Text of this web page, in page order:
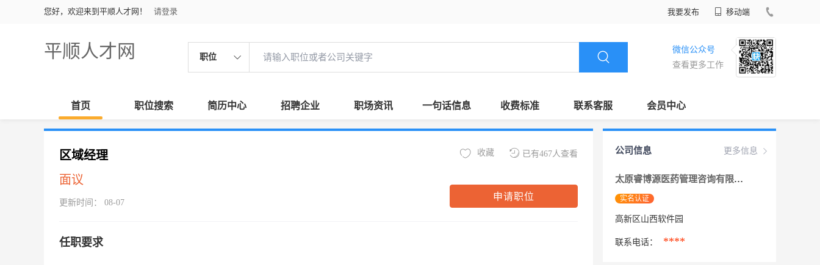
您好，欢迎来到平顺人才网！ 请登录 我要发布 移动端
平顺人才网 职位
微信公众号
查看更多工作
首页 职位搜索 简历中心 招聘企业 职场资讯 一句话信息 收费标准 联系客服 会员中心
区域经理
面议
更新时间： 08-07
已有467人查看
收藏
申请职位
任职要求
更多信息
公司信息
太原睿博源医药管理咨询有限公司
实名认证
高新区山西软件园
联系电话： ****